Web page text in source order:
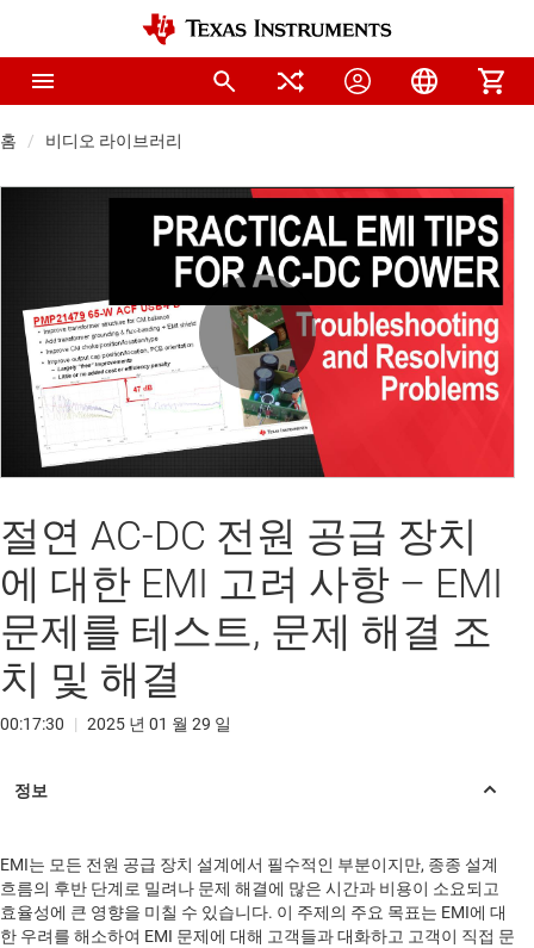
홈 비디오 라이브러리
Play
Video
절연 AC-DC 전원 공급 장치
에 대한 EMI 고려 사항 – EMI
문제를 테스트, 문제 해결 조
치 및 해결
00:17:30 | 2025 년 01 월 29 일
EMI는 모든 전원 공급 장치 설계에서 필수적인 부분이지만, 종종 설계
흐름의 후반 단계로 밀려나 문제 해결에 많은 시간과 비용이 소요되고
효율성에 큰 영향을 미칠 수 있습니다. 이 주제의 주요 목표는 EMI에 대
한 우려를 해소하여 EMI 문제에 대해 고객들과 대화하고 고객이 직접 문